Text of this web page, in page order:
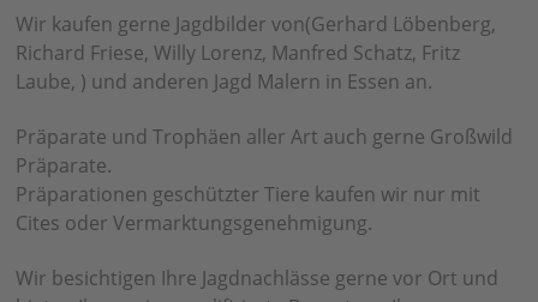
Wir kaufen gerne Jagdbilder von(Gerhard Löbenberg,
Richard Friese, Willy Lorenz, Manfred Schatz, Fritz
Laube, ) und anderen Jagd Malern in Essen an.
Präparate und Trophäen aller Art auch gerne Großwild
Präparate.
Präparationen geschützter Tiere kaufen wir nur mit
Cites oder Vermarktungsgenehmigung.
Wir besichtigen Ihre Jagdnachlässe gerne vor Ort und